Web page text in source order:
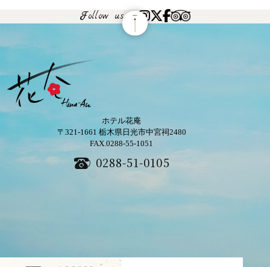
Follow us
ホテル花庵
〒321-1661 栃木県日光市中宮祠2480
FAX.0288-55-1051
0288-51-0105